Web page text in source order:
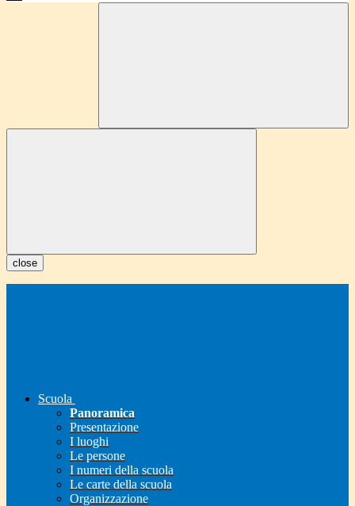
close
Scuola
Panoramica
Presentazione
I luoghi
Le persone
I numeri della scuola
Le carte della scuola
Organizzazione